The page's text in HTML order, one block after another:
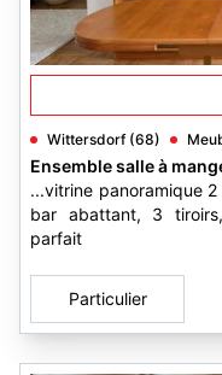
Wittersdorf (68)
Ensemble salle à
...vitrine panoramique
bar abattant, 3
parfait
Particulier